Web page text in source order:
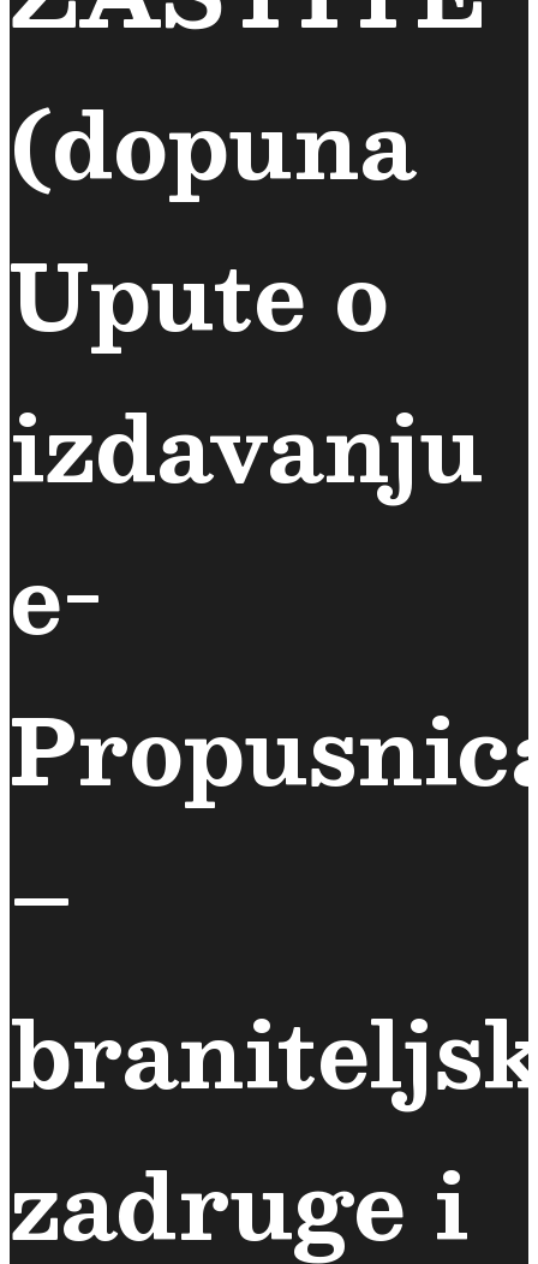
(dopuna
Upute o
izdavanju
e-
–
zadruge i